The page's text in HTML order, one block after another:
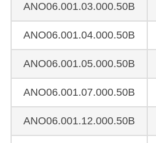
ANO06.001.03.000.50B
ANO06.001.04.000.50B
ANO06.001.05.000.50B
ANO06.001.07.000.50B
ANO06.001.12.000.50B